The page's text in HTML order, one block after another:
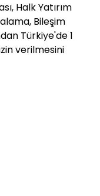
Halk Yatırım
Bileşim
Türkiye'de 1
verilmesini